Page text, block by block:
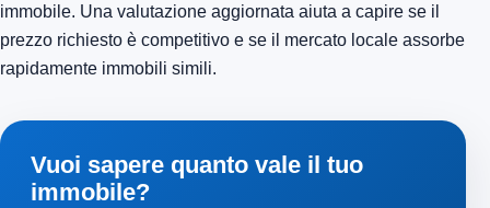
immobile. Una valutazione aggiornata aiuta a capire se il
prezzo richiesto è competitivo e se il mercato locale assorbe
rapidamente immobili simili.
Vuoi sapere quanto vale il tuo
immobile?